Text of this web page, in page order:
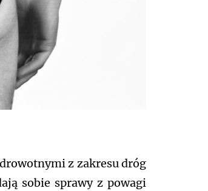
z zakresu dróg
sobie sprawy z powagi